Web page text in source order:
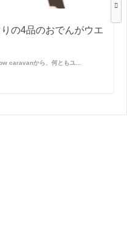
の4品のおでんがウエ
caravanから、何ともユ…